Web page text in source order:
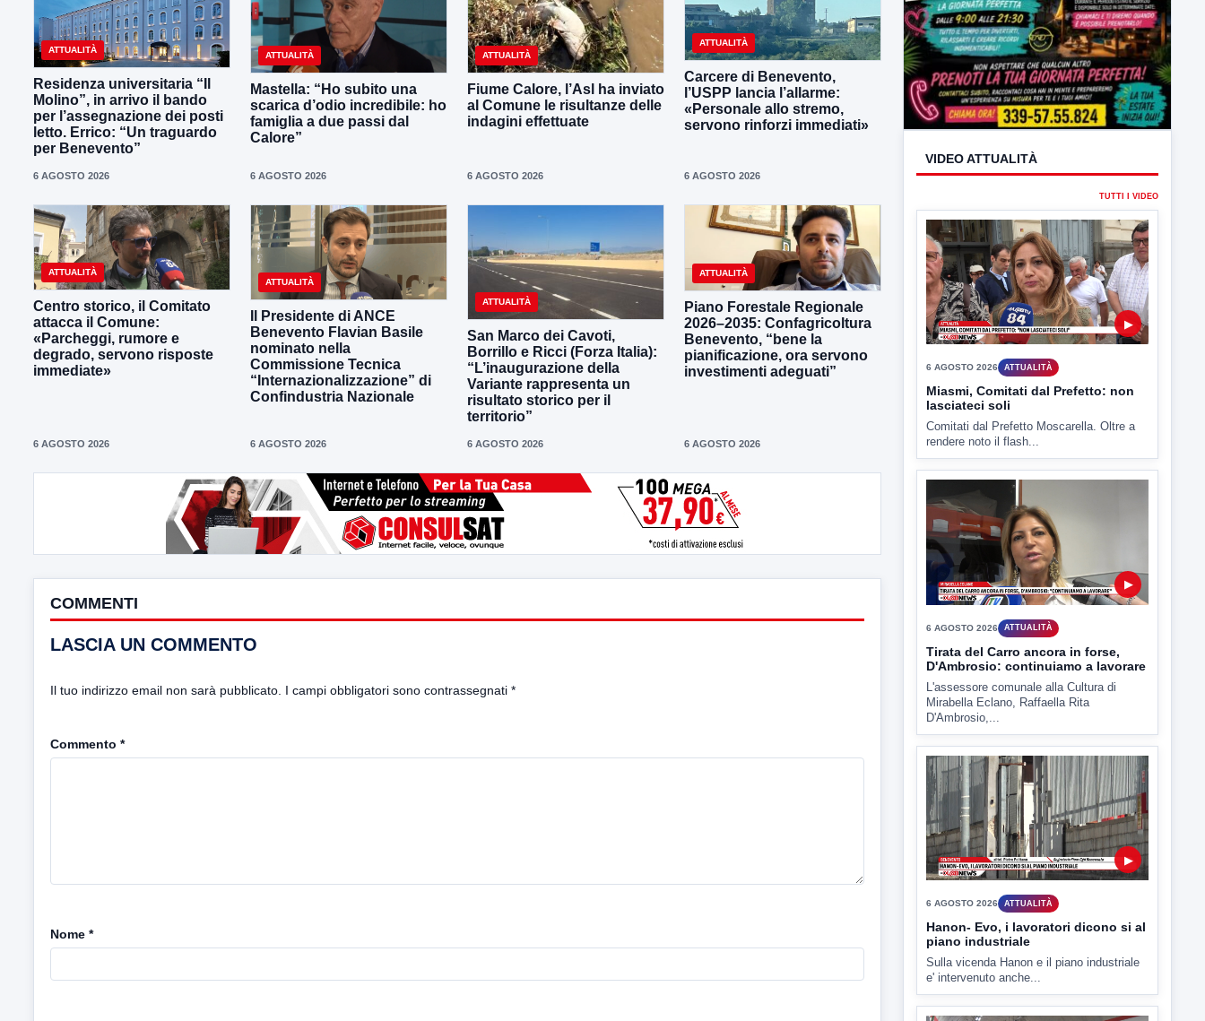
ATTUALITÀ
Residenza universitaria “Il
Molino”, in arrivo il bando
per l’assegnazione dei posti
letto. Errico: “Un traguardo
per Benevento”
6 AGOSTO 2026
ATTUALITÀ
Mastella: “Ho subito una
scarica d’odio incredibile: ho
famiglia a due passi dal
Calore”
6 AGOSTO 2026
ATTUALITÀ
Fiume Calore, l’Asl ha inviato
al Comune le risultanze delle
indagini effettuate
6 AGOSTO 2026
ATTUALITÀ
Carcere di Benevento,
l’USPP lancia l’allarme:
«Personale allo stremo,
servono rinforzi immediati»
6 AGOSTO 2026
ATTUALITÀ
Centro storico, il Comitato
attacca il Comune:
«Parcheggi, rumore e
degrado, servono risposte
immediate»
6 AGOSTO 2026
ATTUALITÀ
Il Presidente di ANCE
Benevento Flavian Basile
nominato nella
Commissione Tecnica
“Internazionalizzazione” di
Confindustria Nazionale
6 AGOSTO 2026
ATTUALITÀ
San Marco dei Cavoti,
Borrillo e Ricci (Forza Italia):
“L’inaugurazione della
Variante rappresenta un
risultato storico per il
territorio”
6 AGOSTO 2026
ATTUALITÀ
Piano Forestale Regionale
2026–2035: Confagricoltura
Benevento, “bene la
pianificazione, ora servono
investimenti adeguati”
6 AGOSTO 2026
COMMENTI
LASCIA UN COMMENTO
Il tuo indirizzo email non sarà pubblicato. I campi obbligatori sono contrassegnati *
Commento *
Nome *
VIDEO ATTUALITÀ
TUTTI I VIDEO
▶
6 AGOSTO 2026 ATTUALITÀ
Miasmi, Comitati dal Prefetto: non
lasciateci soli
Comitati dal Prefetto Moscarella. Oltre a
rendere noto il flash...
Tirata del Carro ancora in forse,
D'Ambrosio: continuiamo a lavorare
L'assessore comunale alla Cultura di
Mirabella Eclano, Raffaella Rita
D'Ambrosio,...
6 AGOSTO 2026 ATTUALITÀ
Hanon- Evo, i lavoratori dicono si al
piano industriale
Sulla vicenda Hanon e il piano industriale
e' intervenuto anche...